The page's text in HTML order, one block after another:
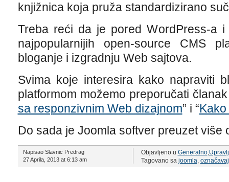
knjižnica koja pruža standardizirano
Treba reći da je pored WordPress-a
najpopularnijih open-source CMS
bloganje i izgradnju Web sajtova.
Svima koje interesira kako napraviti
platformom možemo preporučati članak
sa responzivnim Web dizajnom” i “
Do sada je Joomla softver preuzet više
Napisao Slavnic Predrag
27 Aprila, 2013 at 6:13 am
Objavljeno u Generalno,
Tagovano sa joomla,